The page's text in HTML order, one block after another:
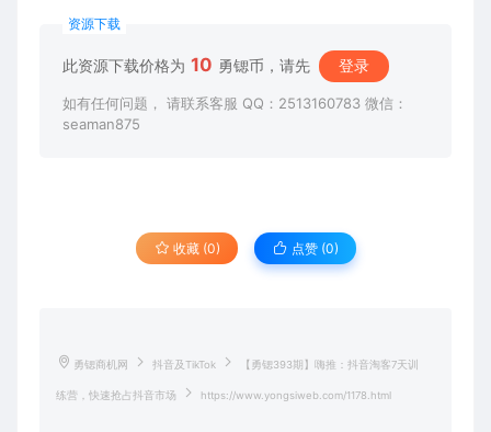
资源下载
此资源下载价格为 10 勇锶币，请先 登录
如有任何问题， 请联系客服 QQ：2513160783 微信：
seaman875
收藏 (0) 点赞 (0)
勇锶商机网 抖音及TikTok 【勇锶393期】嗨推：抖音淘客7天训
练营，快速抢占抖音市场 https://www.yongsiweb.com/1178.html